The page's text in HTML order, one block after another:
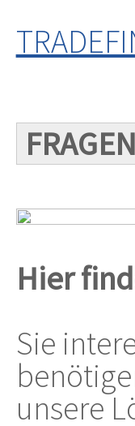
Hier
Sie
unsere